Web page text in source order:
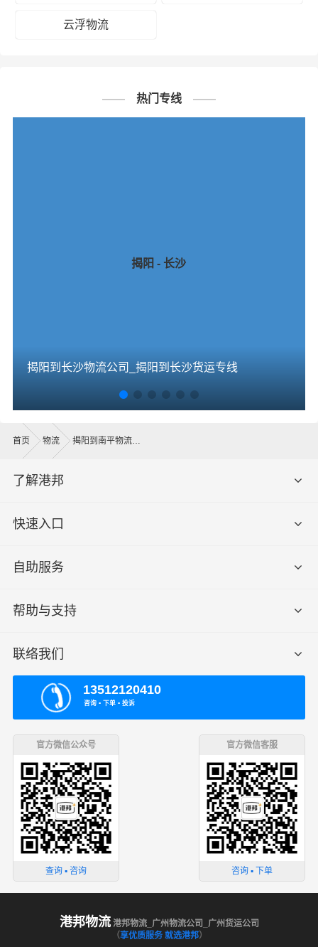
云浮物流
热门专线
揭阳 - 长沙
揭阳到长沙物流公司_揭阳到长沙货运专线
首页 物流 揭阳到南平物流公司
了解港邦
快速入口
自助服务
帮助与支持
联络我们
13512120410
咨询 ▪ 下单 ▪ 投诉
官方微信公众号
查询 ▪ 咨询
官方微信客服
咨询 ▪ 下单
港邦物流港邦物流_广州物流公司_广州货运公司
（享优质服务 就选港邦）